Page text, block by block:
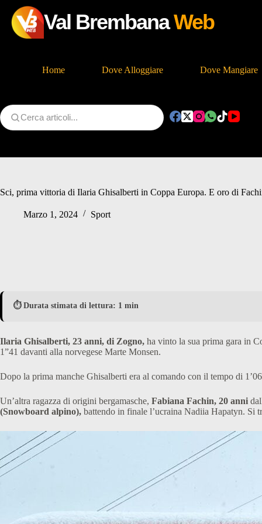
Val BrembanaWeb
Home Dove Alloggiare Dove Mangiare
Sci, prima vittoria di Ilaria Ghisalberti in Coppa Europa. E oro di
Marzo 1, 2024 Sport
⏱️ Durata stimata di lettura: 1 min
Ilaria Ghisalberti, 23 anni, di Zogno, ha vinto la sua prima gara in
1”41 davanti alla norvegese Marte Monsen.
Dopo la prima manche Ghisalberti era al comando con il tempo di
Un’altra ragazza di origini bergamasche, Fabiana Fachin, 20 anni
(Snowboard alpino), battendo in finale l’ucraina Nadiia Hapatyn. Si